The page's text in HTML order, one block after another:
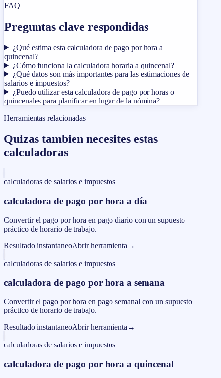
FAQ
Preguntas clave respondidas
¿Qué estima esta calculadora de pago por hora a
quincenal?
¿Cómo funciona la calculadora horaria a quincenal?
¿Qué datos son más importantes para las estimaciones de
salarios e impuestos?
¿Puedo utilizar esta calculadora de pago por horas o
quincenales para planificar en lugar de la nómina?
Herramientas relacionadas
Quizas tambien necesites estas
calculadoras
calculadoras de salarios e impuestos
calculadora de pago por hora a día
Convertir el pago por hora en pago diario con un supuesto
práctico de horario de trabajo.
Resultado instantaneoAbrir herramienta →
calculadoras de salarios e impuestos
calculadora de pago por hora a semana
Convertir el pago por hora en pago semanal con un supuesto
práctico de horario de trabajo.
Resultado instantaneoAbrir herramienta →
calculadoras de salarios e impuestos
calculadora de pago por hora a quincenal